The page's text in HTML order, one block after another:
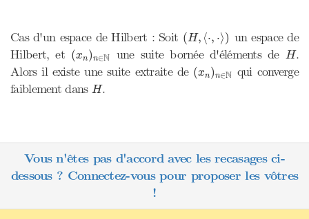
Cas d'un espace de Hilbert : Soit (H, ⟨⋅, ⋅⟩)
( H, ⋅ )
un espace de
Hilbert, et (xn)n∈N
( n) une suite bornée d'éléments de H
H.
Alors il existe une suite extraite de (xn)n∈N
( n)
qui converge
faiblement dans H
H.
Vous n'êtes pas d'accord avec les recasages ci-
dessous ? Connectez-vous pour proposer les vôtres
!